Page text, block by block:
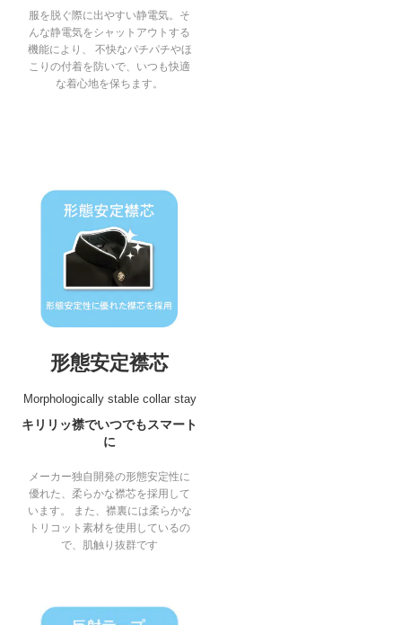
服を脱ぐ際に出やすい静電気。そ
んな静電気をシャットアウトする
機能により、 不快なパチパチやほ
こりの付着を防いで、いつも快適
な着心地を保ちます。
形態安定襟芯
Morphologically stable collar stay
キリリッ襟でいつでもスマート
に
メーカー独自開発の形態安定性に
優れた、柔らかな襟芯を採用して
います。 また、襟裏には柔らかな
トリコット素材を使用しているの
で、肌触り抜群です